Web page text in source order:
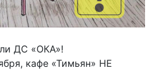
ДС «ОКА»!
кафе «Тимьян» НЕ